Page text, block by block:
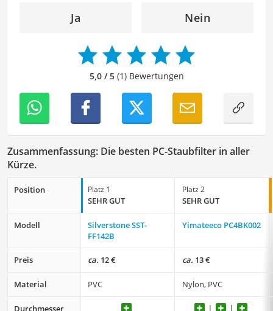
Detailgenauigkeit und sprachliche Präzision unterstütze
ich unser Redaktionsteam dabei, qualitativ hochwertige
meinen Wissensschatz immer mehr zu erweitern und
mich täglich mit den verschiedensten Themen
Ja Nein
5,0 / 5(1) Bewertungen
Zusammenfassung: Die besten PC-Staubfilter in aller
Kürze.
Position Platz 1
SEHR GUT
Platz 2
SEHR GUT
Modell
Silverstone SST-
FF142B
Yimateeco PC4BK002
Preis ca. 12 € ca. 13 €
Material PVC Nylon, PVC
Durchmesser